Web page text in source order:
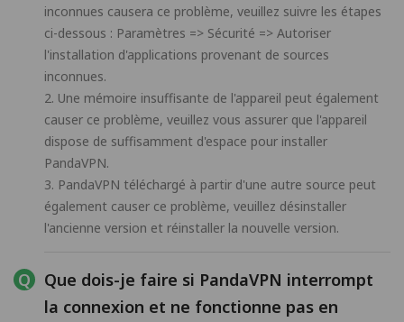
inconnues causera ce problème, veuillez suivre les étapes
ci-dessous : Paramètres => Sécurité => Autoriser
l'installation d'applications provenant de sources
inconnues.
2. Une mémoire insuffisante de l'appareil peut également
causer ce problème, veuillez vous assurer que l'appareil
dispose de suffisamment d'espace pour installer
PandaVPN.
3. PandaVPN téléchargé à partir d'une autre source peut
également causer ce problème, veuillez désinstaller
l'ancienne version et réinstaller la nouvelle version.
Que dois-je faire si PandaVPN interrompt
la connexion et ne fonctionne pas en